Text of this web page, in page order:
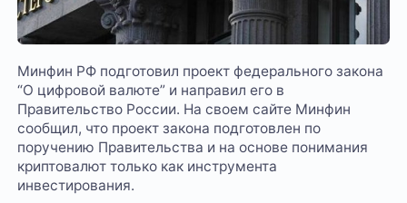
Минфин РФ подготовил проект федерального закона
“О цифровой валюте” и направил его в
Правительство России. На своем сайте Минфин
сообщил, что проект закона подготовлен по
поручению Правительства и на основе понимания
криптовалют только как инструмента
инвестирования.